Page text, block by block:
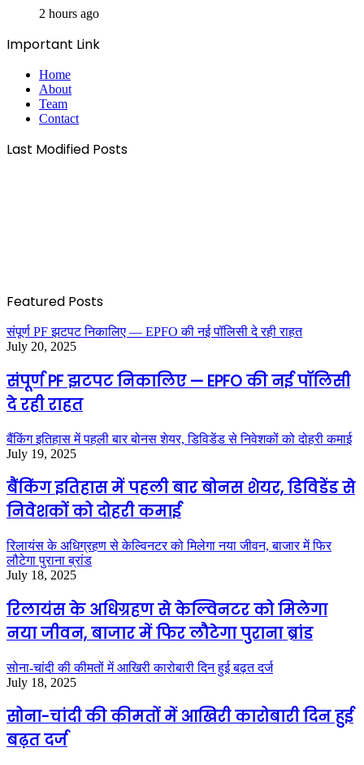
2 hours ago
Important Link
Home
About
Team
Contact
Last Modified Posts
Featured Posts
संपूर्ण PF झटपट निकालिए — EPFO की नई पॉलिसी दे रही राहत
July 20, 2025
संपूर्ण PF झटपट निकालिए — EPFO की नई पॉलिसी
दे रही राहत
बैंकिंग इतिहास में पहली बार बोनस शेयर, डिविडेंड से निवेशकों को दोहरी कमाई
July 19, 2025
बैंकिंग इतिहास में पहली बार बोनस शेयर, डिविडेंड से
निवेशकों को दोहरी कमाई
रिलायंस के अधिग्रहण से केल्विनटर को मिलेगा नया जीवन, बाजार में फिर
लौटेगा पुराना ब्रांड
July 18, 2025
रिलायंस के अधिग्रहण से केल्विनटर को मिलेगा
नया जीवन, बाजार में फिर लौटेगा पुराना ब्रांड
सोना-चांदी की कीमतों में आखिरी कारोबारी दिन हुई बढ़त दर्ज
July 18, 2025
सोना-चांदी की कीमतों में आखिरी कारोबारी दिन हुई
बढ़त दर्ज